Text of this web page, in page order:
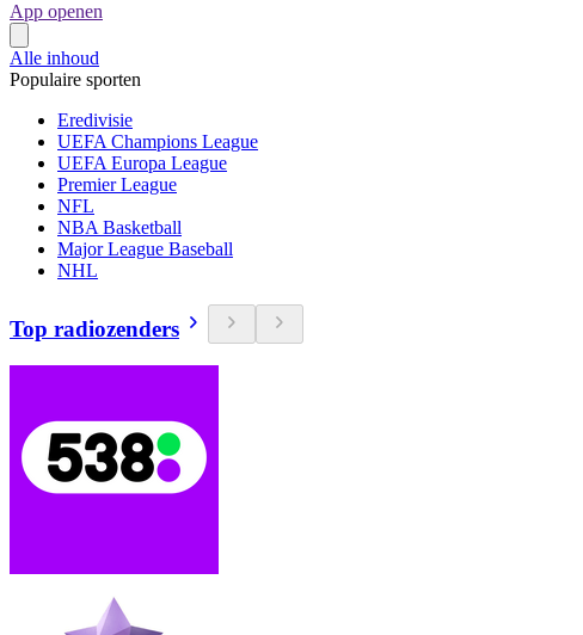
App openen
Alle inhoud
Populaire sporten
Eredivisie
UEFA Champions League
UEFA Europa League
Premier League
NFL
NBA Basketball
Major League Baseball
NHL
Top radiozenders